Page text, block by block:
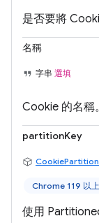
是否要將
名稱
字串 選填
Cookie 的名稱
partitionKey
Chrome 119 以
使用